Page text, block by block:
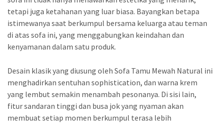
tetapi juga ketahanan yang luar biasa. Bayangkan betapa
istimewanya saat berkumpul bersama keluarga atau teman
di atas sofa ini, yang menggabungkan keindahan dan
kenyamanan dalam satu produk.
Desain klasik yang diusung oleh Sofa Tamu Mewah Natural ini
menghadirkan sentuhan sophistication, dan warna krem
yang lembut semakin menambah pesonanya. Di sisi lain,
fitur sandaran tinggi dan busa jok yang nyaman akan
membuat setiap momen berkumpul terasa lebih